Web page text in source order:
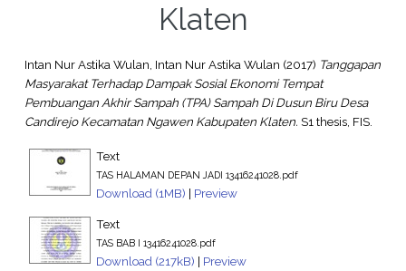
Klaten
Intan Nur Astika Wulan, Intan Nur Astika Wulan (2017) Tanggapan
Masyarakat Terhadap Dampak Sosial Ekonomi Tempat
Pembuangan Akhir Sampah (TPA) Sampah Di Dusun Biru Desa
Candirejo Kecamatan Ngawen Kabupaten Klaten. S1 thesis, FIS.
Text
TAS HALAMAN DEPAN JADI 13416241028.pdf
Download (1MB) | Preview
Text
TAS BAB I 13416241028.pdf
Download (217kB) | Preview